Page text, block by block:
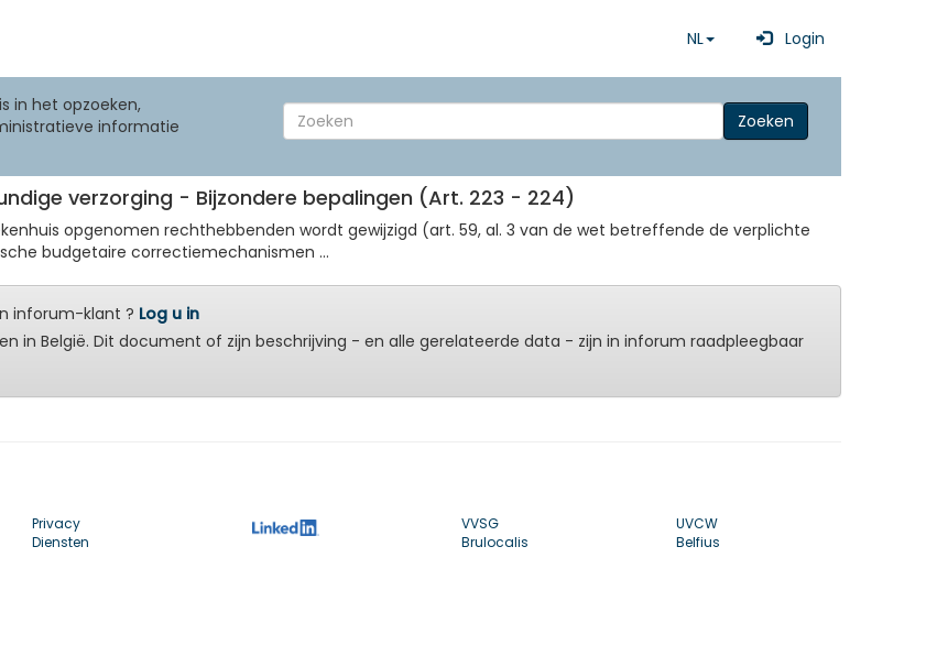
NL Login
in het opzoeken,
informatie
Zoeken
verzorging - Bijzondere bepalingen (Art. 223 - 224)
opgenomen rechthebbenden wordt gewijzigd (art. 59, al. 3 van de wet betreffende de verplichte
budgetaire correctiemechanismen ...
inforum-klant ? Log u in
in België. Dit document of zijn beschrijving - en alle gerelateerde data - zijn in inforum raadpleegbaar
Privacy
Diensten
VVSG
Brulocalis
UVCW
Belfius